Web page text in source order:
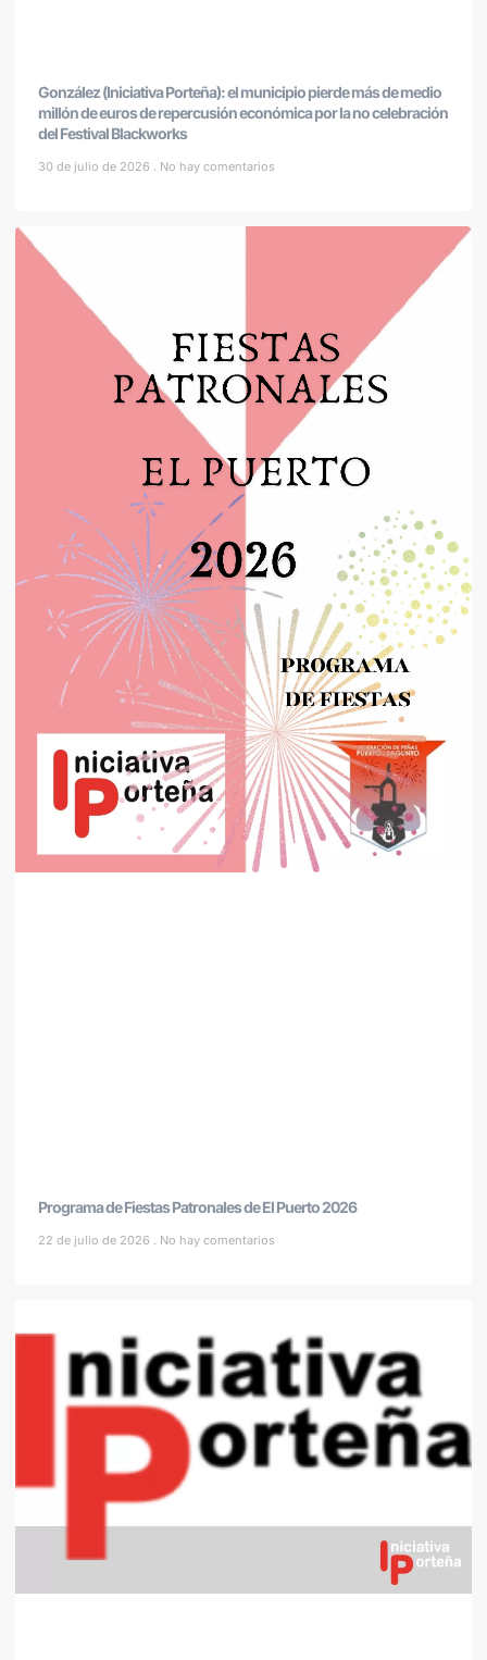
González (Iniciativa Porteña): el municipio pierde más de medio
millón de euros de repercusión económica por la no celebración
del Festival Blackworks
30 de julio de 2026 No hay comentarios
Programa de Fiestas Patronales de El Puerto 2026
22 de julio de 2026 No hay comentarios